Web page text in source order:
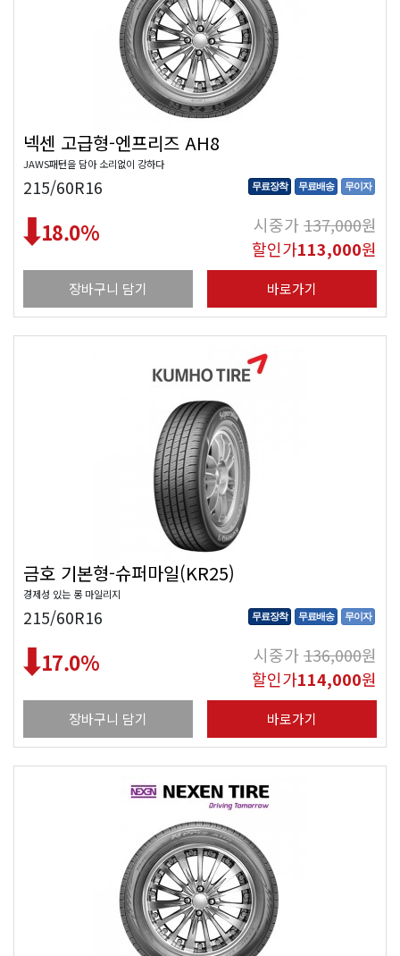
넥센 고급형-엔프리즈 AH8
JAWS패턴을 담아 소리없이 강하다
215/60R16 무료장착 무료배송 무이자
18.0% 시중가137,000원
할인가113,000원
장바구니 담기 바로가기
금호 기본형-슈퍼마일(KR25)
경제성 있는 롱 마일리지
215/60R16 무료장착 무료배송 무이자
17.0% 시중가136,000원
할인가114,000원
장바구니 담기 바로가기